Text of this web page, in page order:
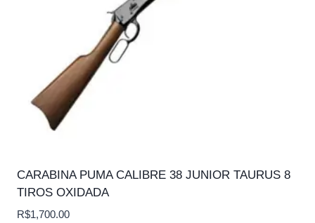
CARABINA PUMA CALIBRE 38 JUNIOR TAURUS 8
TIROS OXIDADA
R$1,700.00